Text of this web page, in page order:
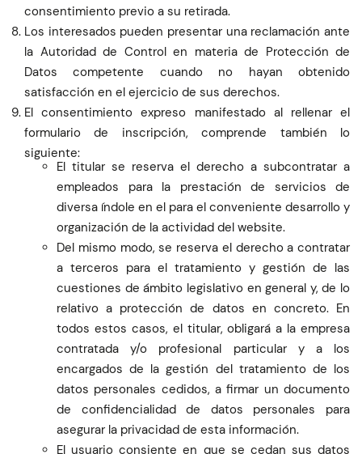
consentimiento previo a su retirada.
Los interesados pueden presentar una reclamación ante
la Autoridad de Control en materia de Protección de
Datos competente cuando no hayan obtenido
satisfacción en el ejercicio de sus derechos.
El consentimiento expreso manifestado al rellenar el
formulario de inscripción, comprende también lo
siguiente:
El titular se reserva el derecho a subcontratar a
empleados para la prestación de servicios de
diversa índole en el para el conveniente desarrollo y
organización de la actividad del website.
Del mismo modo, se reserva el derecho a contratar
a terceros para el tratamiento y gestión de las
cuestiones de ámbito legislativo en general y, de lo
relativo a protección de datos en concreto. En
todos estos casos, el titular, obligará a la empresa
contratada y/o profesional particular y a los
encargados de la gestión del tratamiento de los
datos personales cedidos, a firmar un documento
de confidencialidad de datos personales para
asegurar la privacidad de esta información.
El usuario consiente en que se cedan sus datos